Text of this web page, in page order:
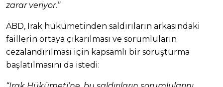
zarar veriyor.”
ABD, Irak hükümetinden saldırıların arkasındaki
faillerin ortaya çıkarılması ve sorumluların
cezalandırılması için kapsamlı bir soruşturma
başlatılmasını da istedi: